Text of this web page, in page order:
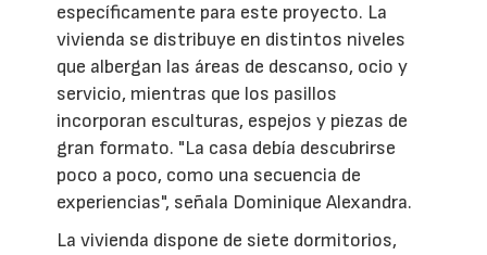
específicamente para este proyecto. La
vivienda se distribuye en distintos niveles
que albergan las áreas de descanso, ocio y
servicio, mientras que los pasillos
incorporan esculturas, espejos y piezas de
gran formato. "La casa debía descubrirse
poco a poco, como una secuencia de
experiencias", señala Dominique Alexandra.
La vivienda dispone de siete dormitorios,